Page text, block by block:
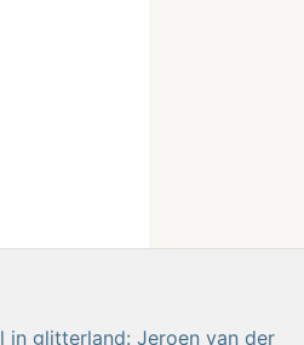
in glitterland: Jeroen van der